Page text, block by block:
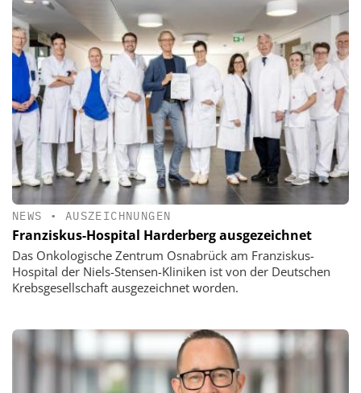
NEWS • AUSZEICHNUNGEN
Franziskus-Hospital Harderberg ausgezeichnet
Das Onkologische Zentrum Osnabrück am Franziskus-
Hospital der Niels-Stensen-Kliniken ist von der Deutschen
Krebsgesellschaft ausgezeichnet worden.